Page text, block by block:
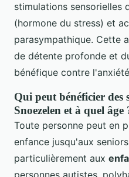
stimulations sensorielles
(hormone du stress) et
parasympathique. Cette
de détente profonde et
bénéfique contre
Qui peut bénéficier des
Snoezelen et à quel âge
Toute personne peut en
enfance jusqu'aux
particulièrement aux